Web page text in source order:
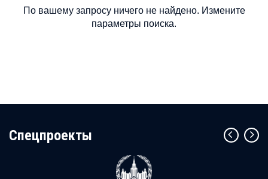
По вашему запросу ничего не найдено. Измените
параметры поиска.
Cпецпроекты